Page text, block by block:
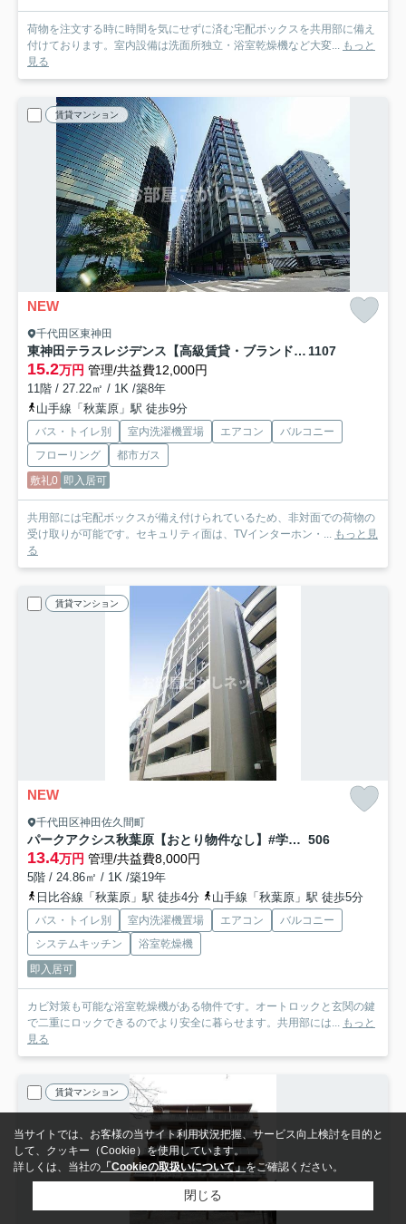
荷物を注文する時に時間を気にせずに済む宅配ボックスを共用部に備え
付けております。室内設備は洗面所独立・浴室乾燥機など大変...
もっと
見る
賃貸マンション
NEW
千代田区東神田
東神田テラスレジデンス【高級賃貸・ブランドマンション】 1107
15.2万円 管理/共益費12,000円
11階 / 27.22㎡ / 1K /築8年
山手線「秋葉原」駅 徒歩9分
バス・トイレ別 室内洗濯機置場 エアコン
バルコニー
フローリング
都市ガス
敷礼0 即入居可
共用部には宅配ボックスが備え付けられているため、非対面での荷物の
受け取りが可能です。セキュリティ面は、TVインターホン・...
もっと見
る
賃貸マンション
NEW
千代田区神田佐久間町
パークアクシス秋葉原【おとり物件なし】#学生・社会人にオススメ！初期費用分割払いOK！ 506
13.4万円 管理/共益費8,000円
5階 / 24.86㎡ / 1K /築19年
日比谷線「秋葉原」駅 徒歩4分
山手線「秋葉原」駅 徒歩5分
バス・トイレ別 室内洗濯機置場 エアコン
バルコニー
システムキッチン
浴室乾燥機
即入居可
カビ対策も可能な浴室乾燥機がある物件です。オートロックと玄関の鍵
で二重にロックできるのでより安全に暮らせます。共用部には... もっと
見る
賃貸マンション
当サイトでは、お客様の当サイト利用状況把握、サービス向上検討を目的と
して、クッキー（Cookie）を使用しています。
詳しくは、当社の 「Cookieの取扱いについて」をご確認ください。
閉じる